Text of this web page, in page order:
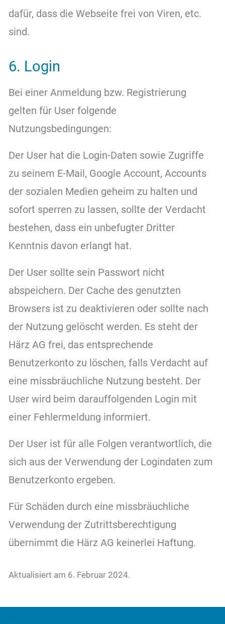
dafür, dass die Webseite frei von Viren, etc.
sind.
6. Login
Bei einer Anmeldung bzw. Registrierung
gelten für User folgende
Nutzungsbedingungen:
Der User hat die Login-Daten sowie Zugriffe
zu seinem E-Mail, Google Account, Accounts
der sozialen Medien geheim zu halten und
sofort sperren zu lassen, sollte der Verdacht
bestehen, dass ein unbefugter Dritter
Kenntnis davon erlangt hat.
Der User sollte sein Passwort nicht
abspeichern. Der Cache des genutzten
Browsers ist zu deaktivieren oder sollte nach
der Nutzung gelöscht werden. Es steht der
Härz AG frei, das entsprechende
Benutzerkonto zu löschen, falls Verdacht auf
eine missbräuchliche Nutzung besteht. Der
User wird beim darauffolgenden Login mit
einer Fehlermeldung informiert.
Der User ist für alle Folgen verantwortlich, die
sich aus der Verwendung der Logindaten zum
Benutzerkonto ergeben.
Für Schäden durch eine missbräuchliche
Verwendung der Zutrittsberechtigung
übernimmt die Härz AG keinerlei Haftung.
Aktualisiert am 6. Februar 2024.